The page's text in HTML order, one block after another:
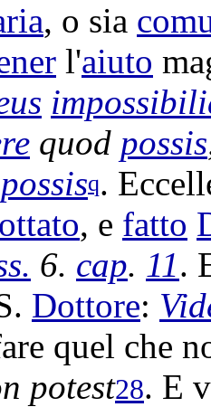
, o sia
l'aiuto
quod possis
possisq.
, e fatto
6. cap. 11.
Dottore:
quel che
potest28. E